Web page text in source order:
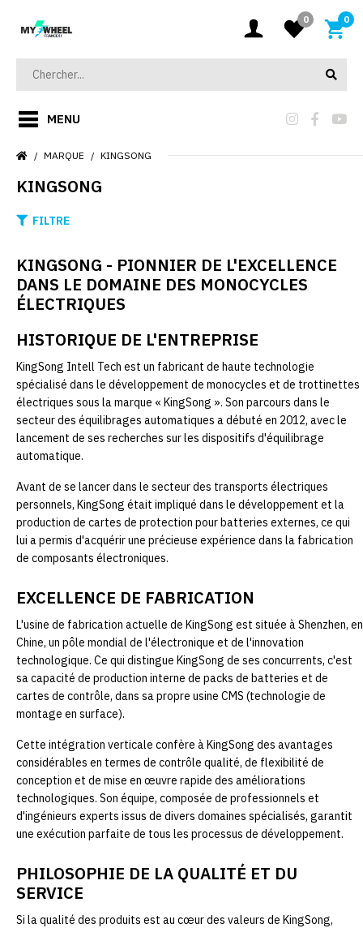
0 0
MENU
MARQUE KINGSONG
KINGSONG
FILTRE
KINGSONG - PIONNIER DE L'EXCELLENCE
DANS LE DOMAINE DES MONOCYCLES
ÉLECTRIQUES
HISTORIQUE DE L'ENTREPRISE
KingSong Intell Tech est un fabricant de haute technologie
spécialisé dans le développement de monocycles et de trottinettes
électriques sous la marque « KingSong ». Son parcours dans le
secteur des équilibrages automatiques a débuté en 2012, avec le
lancement de ses recherches sur les dispositifs d'équilibrage
automatique.
Avant de se lancer dans le secteur des transports électriques
personnels, KingSong était impliqué dans le développement et la
production de cartes de protection pour batteries externes, ce qui
lui a permis d'acquérir une précieuse expérience dans la fabrication
de composants électroniques.
EXCELLENCE DE FABRICATION
L'usine de fabrication actuelle de KingSong est située à Shenzhen, en
Chine, un pôle mondial de l'électronique et de l'innovation
technologique. Ce qui distingue KingSong de ses concurrents, c'est
sa capacité de production interne de packs de batteries et de
cartes de contrôle, dans sa propre usine CMS (technologie de
montage en surface).
Cette intégration verticale confère à KingSong des avantages
considérables en termes de contrôle qualité, de flexibilité de
conception et de mise en œuvre rapide des améliorations
technologiques. Son équipe, composée de professionnels et
d'ingénieurs experts issus de divers domaines spécialisés, garantit
une exécution parfaite de tous les processus de développement.
PHILOSOPHIE DE LA QUALITÉ ET DU
SERVICE
Si la qualité des produits est au cœur des valeurs de KingSong,